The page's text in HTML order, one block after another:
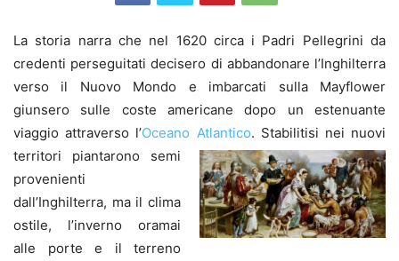
La storia narra che nel 1620 circa i Padri Pellegrini da
credenti perseguitati decisero di abbandonare l’Inghilterra
verso il Nuovo Mondo e imbarcati sulla Mayflower
giunsero sulle coste americane dopo un estenuante
viaggio attraverso l’Oceano Atlantico. Stabilitisi nei nuovi
territori piantarono semi
provenienti
dall’Inghilterra, ma il clima
ostile, l’inverno oramai
alle porte e il terreno